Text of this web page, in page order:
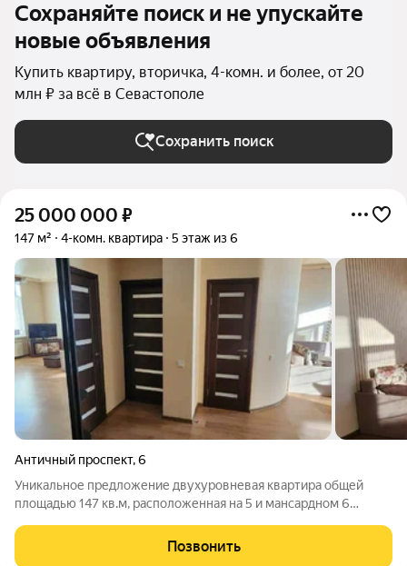
Сохраняйте поиск и не упускайте
новые объявления
Купить квартиру, вторичка, 4-комн. и более, от 20
млн ₽ за всё в Севастополе
Сохранить поиск
25 000 000 ₽
147 м² 4-комн. квартира 5 этаж из 6
Античный проспект,6
Уникальное предложение двухуровневая квартира общей
площадью 147 кв.м, расположенная на 5 и мансардном 6
квартира, а два полноценных автономных жилых пространства
по 73 кв.м каждое, каждое со своим
Позвонить